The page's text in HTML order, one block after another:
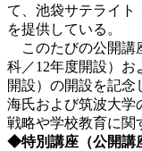
て、池袋サテライト
を提供している。
このたびの公開講
科／12年度開設）お
開設）の開設を記念
海氏および筑波大学
戦略や学校教育に関
◆特別講座（公開講